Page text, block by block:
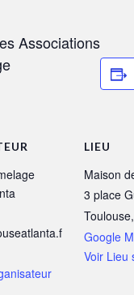
Associations
LIEU
Maison
3 place
Toulouse,
Google
Voir Lieu